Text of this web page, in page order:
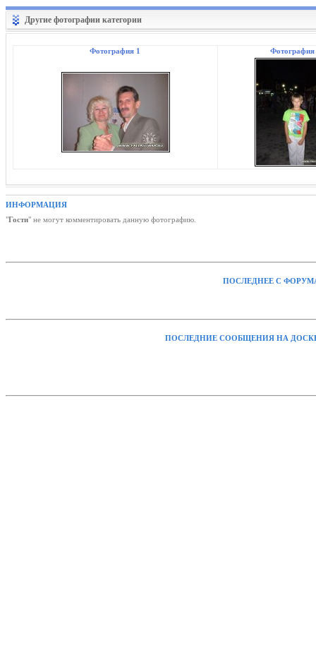
Другие фотографии категории
Фотография 1 Фотография
ИНФОРМАЦИЯ
"Гости" не могут комментировать данную фотографию.
ПОСЛЕДНЕЕ С
ПОСЛЕДНИЕ СООБЩЕНИЯ НА